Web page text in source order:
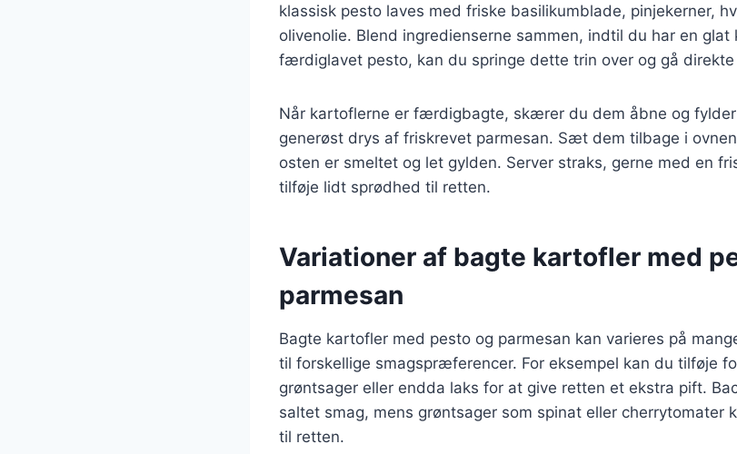
klassisk pesto laves med friske basilikumblade, pinjekerner,
olivenolie. Blend ingredienserne sammen, indtil du har en
færdiglavet pesto, kan du springe dette trin over og gå
Når kartoflerne er færdigbagte, skærer du dem åbne og
generøst drys af friskrevet parmesan. Sæt dem tilbage i
osten er smeltet og let gylden. Server straks, gerne med en
tilføje lidt sprødhed til retten.
Variationer af bagte kartofler med
parmesan
Bagte kartofler med pesto og parmesan kan varieres på
til forskellige smagspræferencer. For eksempel kan du tilføje
grøntsager eller endda laks for at give retten et ekstra pift.
saltet smag, mens grøntsager som spinat eller cherrytomater
til retten.